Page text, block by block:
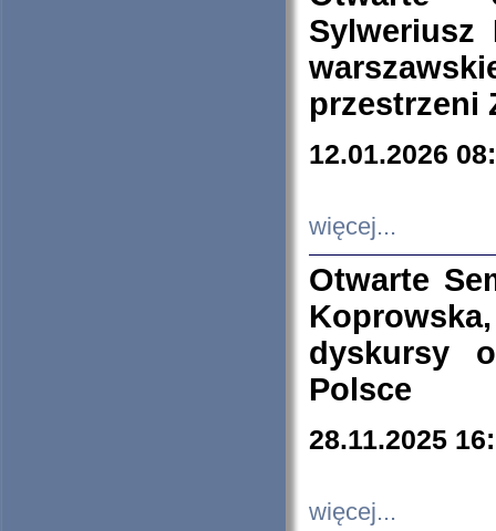
Sylweriusz
przestrzeni
12.01.2026
więcej...
Otwarte
dyskursy
Polsce
28.11.2025
więcej...